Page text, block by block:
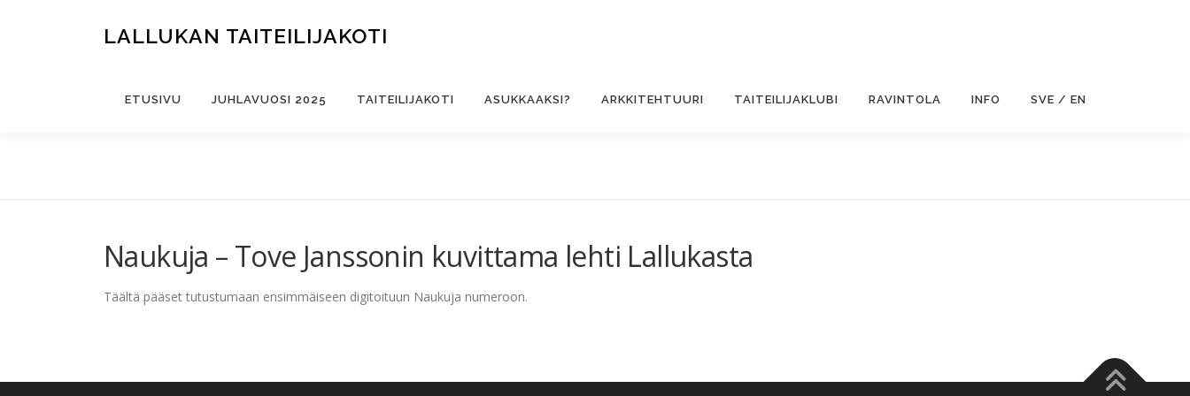
LALLUKAN TAITEILIJAKOTI
ETUSIVU JUHLAVUOSI 2025 TAITEILIJAKOTI ASUKKAAKSI? ARKKITEHTUURI TAITEILIJAKLUBI RAVINTOLA INFO SVE / EN
Naukuja – Tove Janssonin kuvittama lehti Lallukasta
Täältä pääset tutustumaan ensimmäiseen digitoituun Naukuja numeroon.